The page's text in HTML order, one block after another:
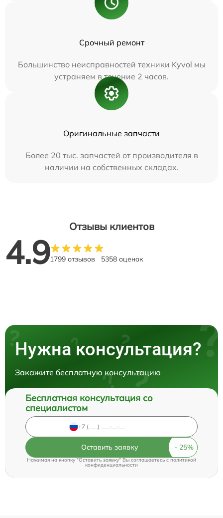
Срочный ремонт
Большинство неисправностей техники Kyvol мы
устраняем в течение 2 часов.
Оригинальные запчасти
Более 20 тыс. запчастей от производителя в
наличии на собственных складах.
Отзывы клиентов
4.91799 отзывов 5358 оценок
Нужна консультация?
Закажите бесплатную консультацию
Бесплатная консультация со
специалистом
Оставить заявку
Нажимая на кнопку "Оставить заявку" Вы соглашаетесь cполитикой
конфиденциальности